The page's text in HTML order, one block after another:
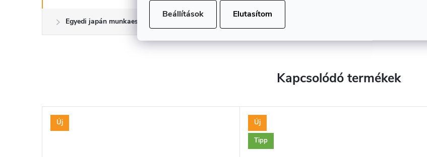
Beállítások Elutasítom
Egyedi japán munkaeszközök
✅ Krómozott felület a nagyobb tartósságért
Kapcsolódó termékek
Új
Új
Tipp